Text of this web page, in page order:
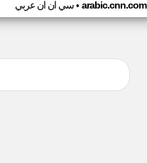
سي ان ان عربي• arabic.cnn.com